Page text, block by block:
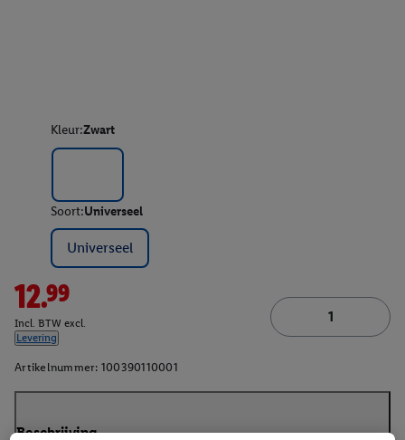
Kleur:Zwart
Soort:Universeel
Universeel
12.99
Incl. BTW excl.
Levering
Artikelnummer: 100390110001
Beschrijving